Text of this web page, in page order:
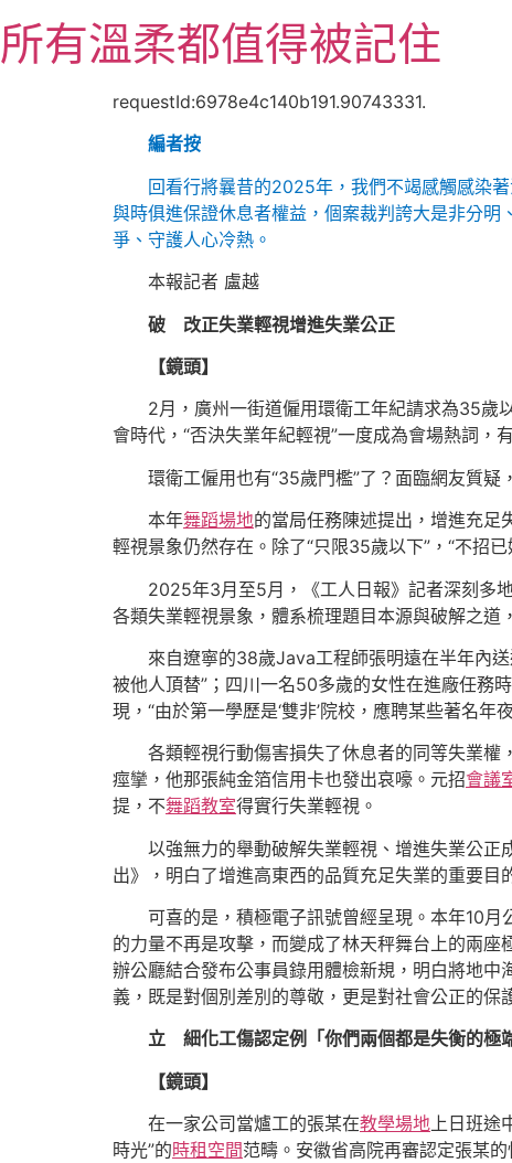
至
主所有溫柔都值得被記住
requestId:6978e4c140b191.90743331.
編者按
回看行將曩昔的2025年，我們不竭感觸感染
與時俱進保證休息者權益，個案裁判誇大是非分
爭、守護人心冷熱。
本報記者 盧越
破 改正失業輕視增進失業公正
【鏡頭】
2月，廣州一街道僱用環衛工年紀請求為35歲
會時代，“否決失業年紀輕視”一度成為會場熱詞，
環衛工僱用也有“35歲門檻”了？面臨網友質
本年舞蹈場地的當局任務陳述提出，增進充足
輕視景象仍然存在。除了“只限35歲以下”，“不招
2025年3月至5月，《工人日報》記者深刻多
各類失業輕視景象，體系梳理題目本源與破解之道
來自遼寧的38歲Java工程師張明遠在半年內
被他人頂替”；四川一名50多歲的女性在進廠任務
現，“由於第一學歷是‘雙非’院校，應聘某些著名
各類輕視行動傷害損失了休息者的同等失業
痙攣，他那張純金箔信用卡也發出哀嚎。元招會議
提，不舞蹈教室得實行失業輕視。
以強無力的舉動破解失業輕視、增進失業公
出》，明白了增進高東西的品質充足失業的重要
可喜的是，積極電子訊號曾經呈現。本年10
的力量不再是攻擊，而變成了林天秤舞台上的兩
辦公廳結合發布公事員錄用體檢新規，明白將地
義，既是對個別差別的尊敬，更是對社會公正的保
立 細化工傷認定例「你們兩個都是失衡的極
【鏡頭】
在一家公司當爐工的張某在教學場地上日班途
時光”的時租空間范疇。安徽省高院再審認定張某